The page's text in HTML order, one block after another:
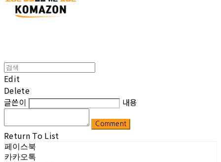
Edit
Delete
글쓴이
내용
Comment
Return To List
페이스북
카카오톡